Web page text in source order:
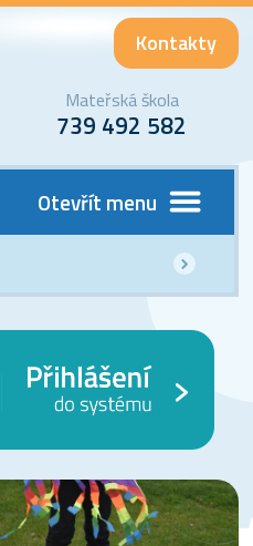
Kontakty
Mateřská škola
739 492 582
Otevřít menu